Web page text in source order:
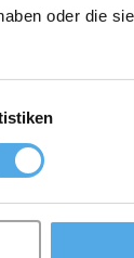
oder die